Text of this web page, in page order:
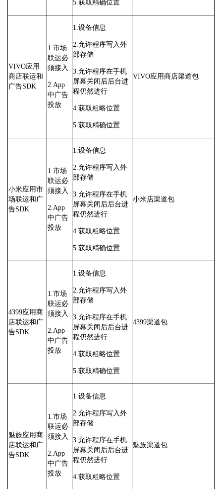
5.获取精确位置
VIVO应用
商店联运和
广告SDK
1.市场
联运必
须接入
2.App
中广告
投放
1.设备信息
2.允许程序写入外
部存储
3.允许程序在手机
屏幕关闭后后台进
程仍然进行
4.获取粗略位置
5.获取精确位置
VIVO应用商店渠道包
小米应用市
场联运和广
告SDK
1.市场
联运必
须接入
2.App
中广告
投放
1.设备信息
2.允许程序写入外
部存储
3.允许程序在手机
屏幕关闭后后台进
程仍然进行
4.获取粗略位置
5.获取精确位置
小米店渠道包
4399应用商
店联运和广
告SDK
1.市场
联运必
须接入
2.App
中广告
投放
1.设备信息
2.允许程序写入外
部存储
3.允许程序在手机
屏幕关闭后后台进
程仍然进行
4.获取粗略位置
5.获取精确位置
4399渠道包
魅族应用商
店联运和广
告SDK
1.市场
联运必
须接入
2.App
中广告
投放
1.设备信息
2.允许程序写入外
部存储
3.允许程序在手机
屏幕关闭后后台进
程仍然进行
4.获取粗略位置
魅族渠道包